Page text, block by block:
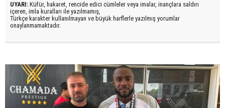
UYARI: Küfür, hakaret, rencide edici cümleler veya imalar, inançlara saldırı
içeren, imla kuralları ile yazılmamış,
Türkçe karakter kullanılmayan ve büyük harflerle yazılmış yorumlar
onaylanmamaktadır.